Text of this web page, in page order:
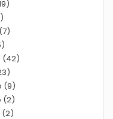
(42)
(9)
(2)
(2)